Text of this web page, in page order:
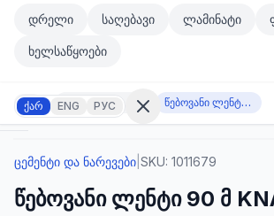
მთავარ კონტენტზე გადასვლა
მთავარ კონტენტზე გადასვლა
დრელი საღებავი ლამინატი
ხელსაწყოები
ქარ ENG РУС
შესვლა
არ
გაქვთ
წებოვანი ლენტი 90 მ KNAUF
ცემენტი და ნარევები SKU: 1011679
წებოვანი ლენტი 90 მ